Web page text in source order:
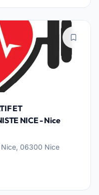
ET
NICE - Nice
06300 Nice